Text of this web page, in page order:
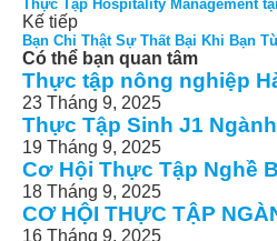
Thực Tập Hospitality Management
Kế tiếp
Bạn Chỉ Thật Sự Thất Bại Khi Bạn
Có thể bạn quan tâm
Thực tập nông nghiệp
23 Tháng 9, 2025
Thực Tập Sinh J1
19 Tháng 9, 2025
Cơ Hội Thực Tập Nghề
18 Tháng 9, 2025
CƠ HỘI THỰC TẬP
16 Tháng 9, 2025